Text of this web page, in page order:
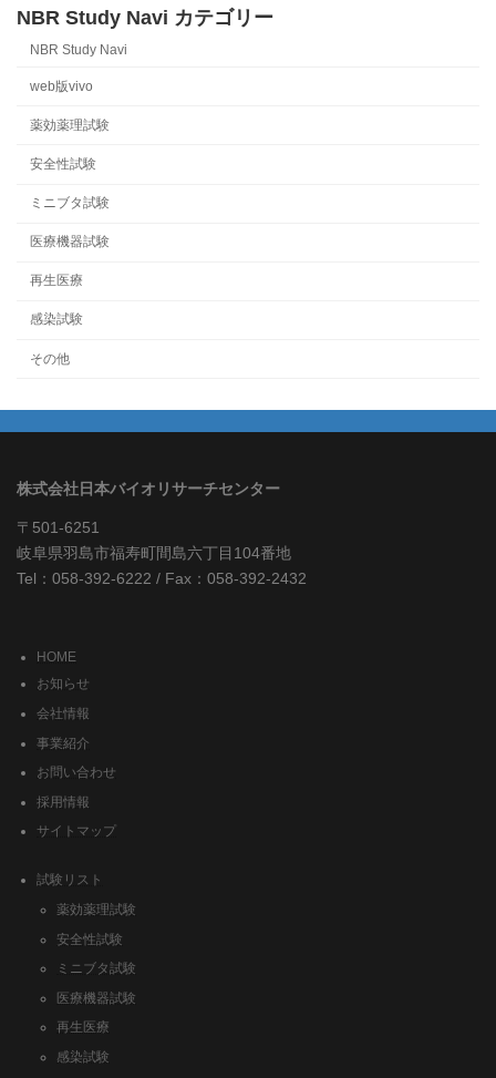
NBR Study Navi カテゴリー
NBR Study Navi
web版vivo
薬効薬理試験
安全性試験
ミニブタ試験
医療機器試験
再生医療
感染試験
その他
株式会社日本バイオリサーチセンター
〒501-6251
岐阜県羽島市福寿町間島六丁目104番地
Tel：058-392-6222 / Fax：058-392-2432
HOME
お知らせ
会社情報
事業紹介
お問い合わせ
採用情報
サイトマップ
試験リスト
薬効薬理試験
安全性試験
ミニブタ試験
医療機器試験
再生医療
感染試験